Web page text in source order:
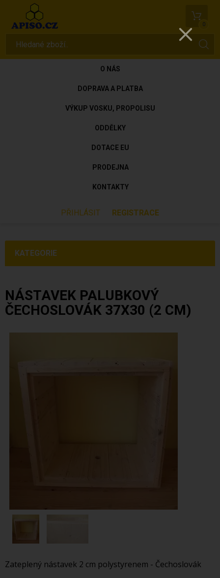
0
O NÁS
DOPRAVA A PLATBA
VÝKUP VOSKU, PROPOLISU
ODDĚLKY
DOTACE EU
PRODEJNA
KONTAKTY
PŘIHLÁSIT REGISTRACE
KATEGORIE
NÁSTAVEK PALUBKOVÝ
ČECHOSLOVÁK 37X30 (2 CM)
Zateplený nástavek 2 cm polystyrenem - Čechoslovák